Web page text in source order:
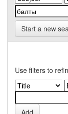
Start a new
Use filters to